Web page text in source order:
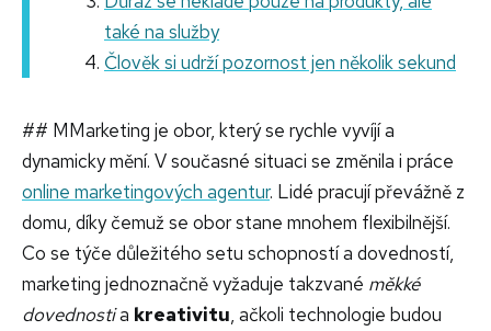
také na služby
Člověk si udrží pozornost jen několik sekund
## MMarketing je obor, který se rychle vyvíjí a
dynamicky mění. V současné situaci se změnila i práce
online marketingových agentur. Lidé pracují převážně z
domu, díky čemuž se obor stane mnohem flexibilnější.
Co se týče důležitého setu schopností a dovedností,
marketing jednoznačně vyžaduje takzvané měkké
dovednostia kreativitu, ačkoli technologie budou